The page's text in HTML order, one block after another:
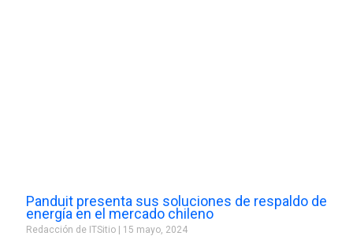
Panduit presenta sus soluciones de respaldo de
energía en el mercado chileno
Redacción de ITSitio 15 mayo, 2024